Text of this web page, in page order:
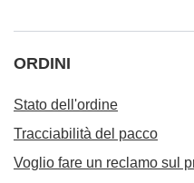
ORDINI
Stato dell'ordine
Tracciabilità del pacco
Voglio fare un reclamo sul